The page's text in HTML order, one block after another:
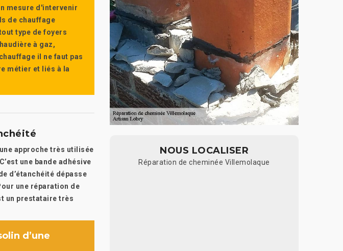
mesure d'intervenir
de chauffage
type de foyers
à gaz,
il ne faut pas
métier et liés à la
approche très utilisée
une bande adhésive
d’étanchéité dépasse
une réparation de
un prestataire très
d’une
NOUS LOCALISER
Réparation de cheminée Villemolaque